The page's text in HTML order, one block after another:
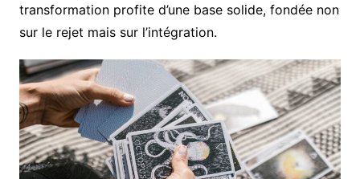
transformation profite d’une base solide, fondée non
sur le rejet mais sur l’intégration.